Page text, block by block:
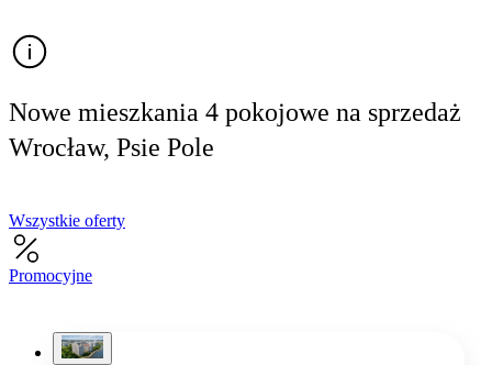
Nowe mieszkania 4 pokojowe na sprzedaż
Wrocław, Psie Pole
Wszystkie oferty
Promocyjne